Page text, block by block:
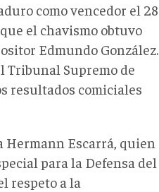
como vencedor el 28
el chavismo obtuvo
Edmundo González.
Tribunal Supremo de
resultados comiciales
Hermann Escarrá, quien
para la Defensa del
respeto a la